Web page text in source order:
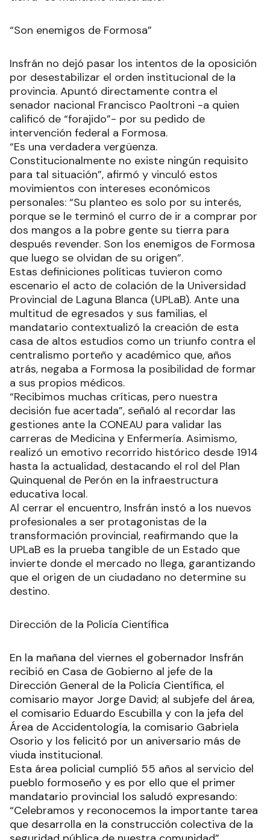
“Son enemigos de Formosa”
Insfrán no dejó pasar los intentos de la oposición
por desestabilizar el orden institucional de la
provincia. Apuntó directamente contra el
senador nacional Francisco Paoltroni -a quien
calificó de “forajido”- por su pedido de
intervención federal a Formosa.
“Es una verdadera vergüenza.
Constitucionalmente no existe ningún requisito
para tal situación”, afirmó y vinculó estos
movimientos con intereses económicos
personales: “Su planteo es solo por su interés,
porque se le terminó el curro de ir a comprar por
dos mangos a la pobre gente su tierra para
después revender. Son los enemigos de Formosa
que luego se olvidan de su origen”.
Estas definiciones políticas tuvieron como
escenario el acto de colación de la Universidad
Provincial de Laguna Blanca (UPLaB). Ante una
multitud de egresados y sus familias, el
mandatario contextualizó la creación de esta
casa de altos estudios como un triunfo contra el
centralismo porteño y académico que, años
atrás, negaba a Formosa la posibilidad de formar
a sus propios médicos.
“Recibimos muchas críticas, pero nuestra
decisión fue acertada”, señaló al recordar las
gestiones ante la CONEAU para validar las
carreras de Medicina y Enfermería. Asimismo,
realizó un emotivo recorrido histórico desde 1914
hasta la actualidad, destacando el rol del Plan
Quinquenal de Perón en la infraestructura
educativa local.
Al cerrar el encuentro, Insfrán instó a los nuevos
profesionales a ser protagonistas de la
transformación provincial, reafirmando que la
UPLaB es la prueba tangible de un Estado que
invierte donde el mercado no llega, garantizando
que el origen de un ciudadano no determine su
destino.
Dirección de la Policía Científica
En la mañana del viernes el gobernador Insfrán
recibió en Casa de Gobierno al jefe de la
Dirección General de la Policía Científica, el
comisario mayor Jorge David; al subjefe del área,
el comisario Eduardo Escubilla y con la jefa del
Área de Accidentología, la comisario Gabriela
Osorio y los felicitó por un aniversario más de
viuda institucional.
Esta área policial cumplió 55 años al servicio del
pueblo formoseño y es por ello que el primer
mandatario provincial los saludó expresando:
“Celebramos y reconocemos la importante tarea
que desarrolla en la construcción colectiva de la